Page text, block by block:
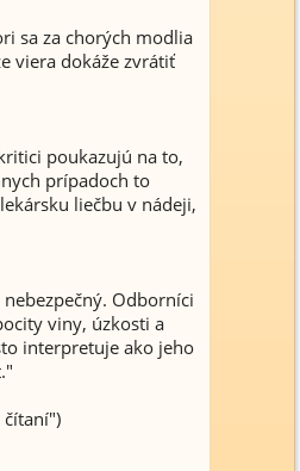
sa za chorých modlia
viera dokáže zvrátiť
poukazujú na to,
prípadoch to
liečbu v nádeji,
Odborníci
viny, úzkosti a
interpretuje ako jeho